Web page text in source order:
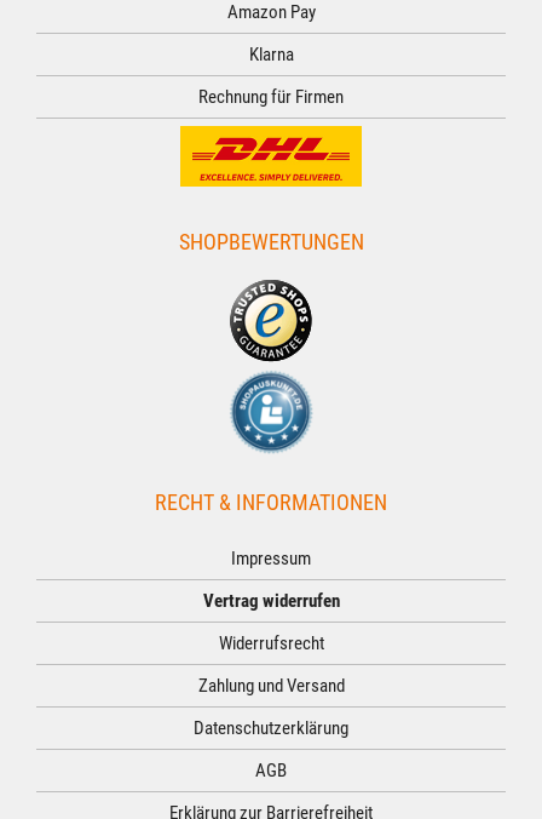
Amazon Pay
Klarna
Rechnung für Firmen
SHOPBEWERTUNGEN
RECHT & INFORMATIONEN
Impressum
Vertrag widerrufen
Widerrufsrecht
Zahlung und Versand
Datenschutzerklärung
AGB
Erklärung zur Barrierefreiheit